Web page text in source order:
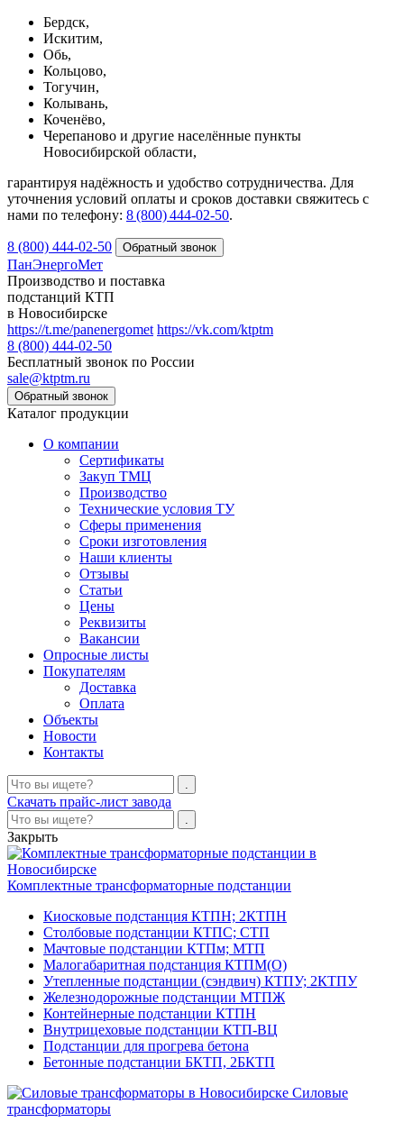
Бердск,
Искитим,
Обь,
Кольцово,
Тогучин,
Колывань,
Коченёво,
Черепаново и другие населённые пункты
Новосибирской области,
гарантируя надёжность и удобство сотрудничества. Для
уточнения условий оплаты и сроков доставки свяжитесь с
нами по телефону: 8 (800) 444‑02‑50.
8 (800) 444-02-50
ПанЭнергоМет
Производство и поставка
подстанций КТП
в Новосибирске
https://t.me/panenergomet https://vk.com/ktptm
8 (800) 444-02-50
Бесплатный звонок по России
sale@ktptm.ru
Каталог продукции
О компании
Сертификаты
Закуп ТМЦ
Производство
Технические условия ТУ
Сферы применения
Сроки изготовления
Наши клиенты
Отзывы
Статьи
Цены
Реквизиты
Вакансии
Опросные листы
Покупателям
Доставка
Оплата
Объекты
Новости
Контакты
Скачать прайс-лист завода
Закрыть
Комплектные трансформаторные подстанции
Киосковые подстанция КТПН; 2КТПН
Столбовые подстанции КТПС; СТП
Мачтовые подстанции КТПм; МТП
Малогабаритная подстанция КТПМ(О)
Утепленные подстанции (сэндвич) КТПУ; 2КТПУ
Железнодорожные подстанции МТПЖ
Контейнерные подстанции КТПН
Внутрицеховые подстанции КТП-ВЦ
Подстанции для прогрева бетона
Бетонные подстанции БКТП, 2БКТП
Силовые
трансформаторы